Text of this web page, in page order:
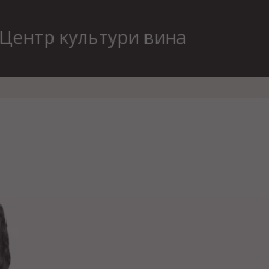
Центр культури вина